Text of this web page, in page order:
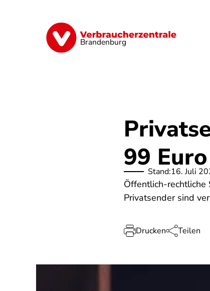
Brandenburg
Finanzen Digitales
99Stand:16. Juli
Öffentlich-rechtliche
Privatsender sind
Drucken Teilen